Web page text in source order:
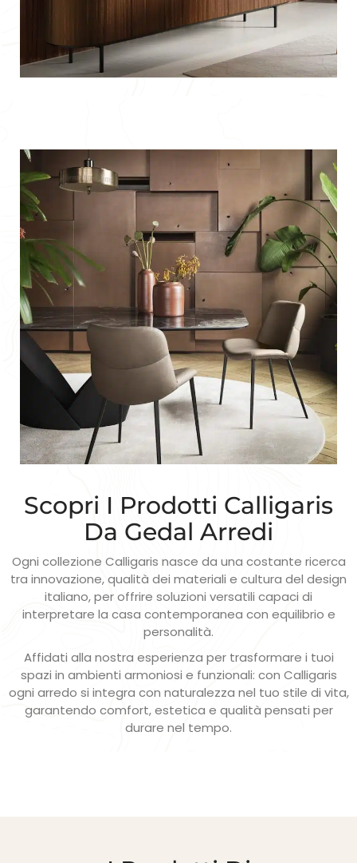
Scopri I Prodotti Calligaris
Da Gedal Arredi
Ogni collezione Calligaris nasce da una costante ricerca
tra innovazione, qualità dei materiali e cultura del design
italiano, per offrire soluzioni versatili capaci di
interpretare la casa contemporanea con equilibrio e
personalità.
Affidati alla nostra esperienza per trasformare i tuoi
spazi in ambienti armoniosi e funzionali: con Calligaris
ogni arredo si integra con naturalezza nel tuo stile di vita,
garantendo comfort, estetica e qualità pensati per
durare nel tempo.